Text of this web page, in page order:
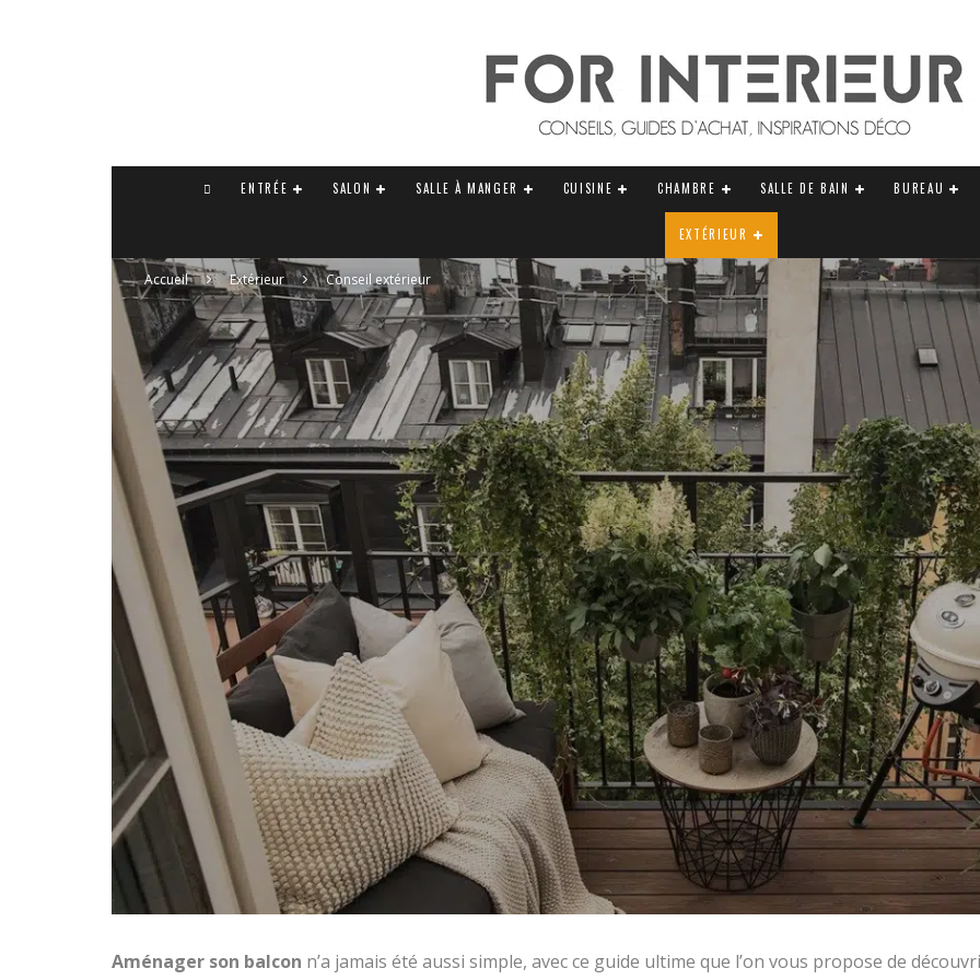
ENTRÉE SALON SALLE À MANGER CUISINE CHAMBRE SALLE DE BAIN BUREAU
EXTÉRIEUR
Accueil Extérieur Conseil extérieur
Aménager son balcon n’a jamais été aussi simple, avec ce guide ultime que l’on vous propose de